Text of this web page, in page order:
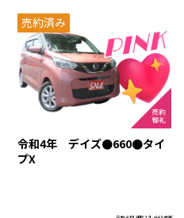
売約済み
令和4年 デイズ●660●タイ
プX